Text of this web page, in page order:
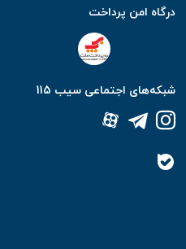
درگاه امن پرداخت
شبکه‌های اجتماعی سیب 115